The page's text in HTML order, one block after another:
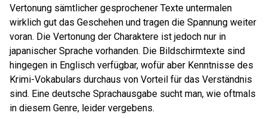
Vertonung sämtlicher gesprochener Texte untermalen
wirklich gut das Geschehen und tragen die Spannung weiter
voran. Die Vertonung der Charaktere ist jedoch nur in
japanischer Sprache vorhanden. Die Bildschirmtexte sind
hingegen in Englisch verfügbar, wofür aber Kenntnisse des
Krimi-Vokabulars durchaus von Vorteil für das Verständnis
sind. Eine deutsche Sprachausgabe sucht man, wie oftmals
in diesem Genre, leider vergebens.